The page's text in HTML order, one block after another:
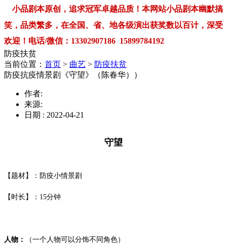
小品剧本原创，追求冠军卓越品质！本网站小品剧本幽默搞
笑，品类繁多，在全国、省、地各级演出获奖数以百计，深受
欢迎！电话/微信：13302907186 15899784192
防疫扶贫
当前位置： 首页 > 曲艺 > 防疫扶贫
防疫抗疫情景剧《守望》（陈春华））
作者:
来源:
日期 : 2022-04-21
守望
【题材】：防疫小情景剧
【时长】： 15分钟
人物： （一个人物可以分饰不同角色）